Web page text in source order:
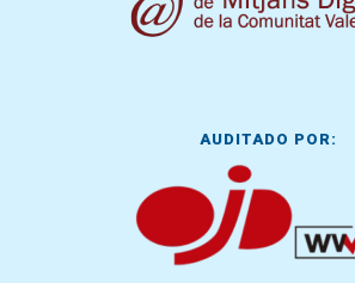
AUDITADO POR: